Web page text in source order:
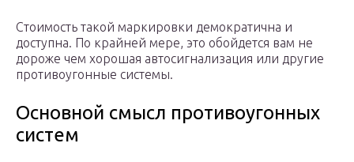
Стоимость такой маркировки демократична и
доступна. По крайней мере, это обойдется вам не
дороже чем хорошая автосигнализация или другие
противоугонные системы.
Основной смысл противоугонных
систем